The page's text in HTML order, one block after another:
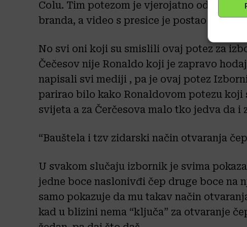
Colu. Tim potezom je vjerojatno
branda, a video s presice je postao hit na
No svi oni koji su smislili ovaj potez za
Čečesov nije Ronaldo koji je zapravo
napisali svi mediji , pa je ovaj potez
parirao bilo kako Ronaldovom potezu
svijeta a za Čerčesova malo tko jedva da i
“Bauštela i tzv zidarski način otvaranja
U svakom slučaju izbornik je svima
jedne boce naslonivđi čep druge boce na
samo pokazuje da mu takav način
kad u blizini nema “ključa” za otvaranje